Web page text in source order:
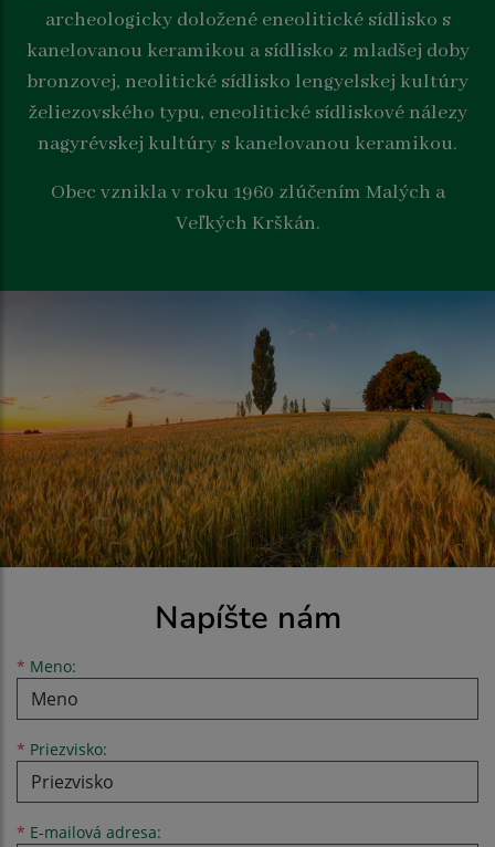
archeologicky doložené eneolitické sídlisko s
kanelovanou keramikou a sídlisko z mladšej doby
bronzovej, neolitické sídlisko lengyelskej kultúry
želiezovského typu, eneolitické sídliskové nálezy
nagyrévskej kultúry s kanelovanou keramikou.
Obec vznikla v roku 1960 zlúčením Malých a
Veľkých Krškán.
Napíšte nám
* Meno:
Meno
* Priezvisko:
Priezvisko
* E-mailová adresa:
E-mailová adresa